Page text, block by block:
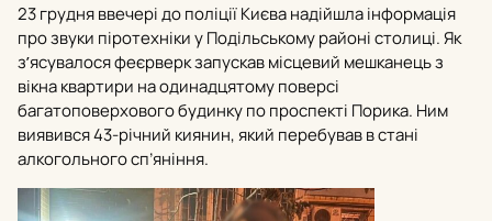
23 грудня ввечері до поліції Києва надійшла інформація
про звуки піротехніки у Подільському районі столиці. Як
зʼясувалося феєрверк запускав місцевий мешканець з
вікна квартири на одинадцятому поверсі
багатоповерхового будинку по проспекті Порика. Ним
виявився 43-річний киянин, який перебував в стані
алкогольного сп’яніння.